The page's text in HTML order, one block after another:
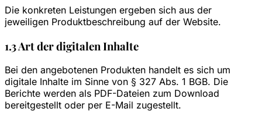
Die konkreten Leistungen ergeben sich aus der
jeweiligen Produktbeschreibung auf der Website.
1.3 Art der digitalen Inhalte
Bei den angebotenen Produkten handelt es sich um
digitale Inhalte im Sinne von § 327 Abs. 1 BGB. Die
Berichte werden als PDF-Dateien zum Download
bereitgestellt oder per E-Mail zugestellt.